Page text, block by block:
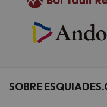
SOBRE